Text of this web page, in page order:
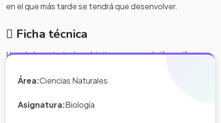
en el que más tarde se tendrá que desenvolver.
Uno de los principales objetivos es que el niño y niña
cada uno representa un eslabón importante en la cadena
tienen un gran valor.
Ficha técnica
Área:Ciencias Naturales
Asignatura:Biología